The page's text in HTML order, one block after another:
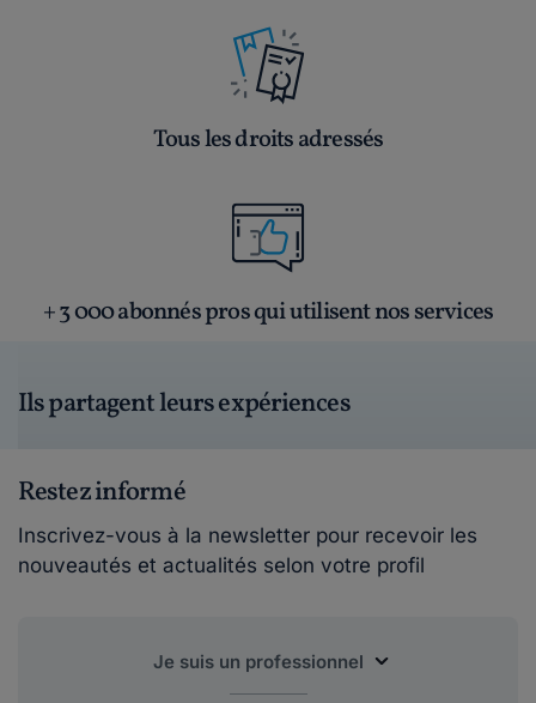
Tous les droits adressés
+ 3 000 abonnés pros qui utilisent nos services
Ils partagent leurs expériences
Restez informé
Inscrivez-vous à la newsletter pour recevoir les
nouveautés et actualités selon votre profil